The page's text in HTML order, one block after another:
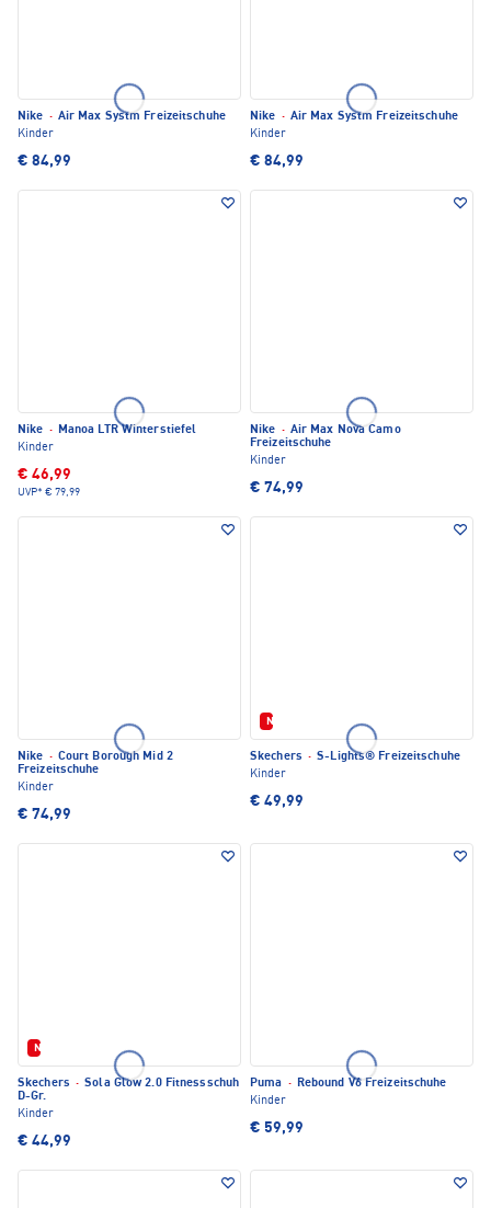
Nike · Air Max Systm Freizeitschuhe
Kinder
€ 84,99
Nike · Air Max Systm Freizeitschuhe
Kinder
€ 84,99
Nike · Manoa LTR Winterstiefel
Kinder
€ 46,99
UVP* € 79,99
Nike · Air Max Nova Camo
Freizeitschuhe
Kinder
€ 74,99
Nike · Court Borough Mid 2
Freizeitschuhe
Kinder
€ 74,99
Neu
Skechers · S-Lights® Freizeitschuhe
Kinder
€ 49,99
Neu
Skechers · Sola Glow 2.0 Fitnessschuh
D-Gr.
Kinder
€ 44,99
Puma · Rebound V6 Freizeitschuhe
Kinder
€ 59,99